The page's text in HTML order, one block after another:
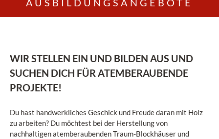
WIR STELLEN EIN UND BILDEN AUS UND
SUCHEN DICH FÜR ATEMBERAUBENDE
PROJEKTE!
Du hast handwerkliches Geschick und Freude daran mit Holz
zu arbeiten? Du möchtest bei der Herstellung von
nachhaltigen atemberaubenden Traum-Blockhäuser und